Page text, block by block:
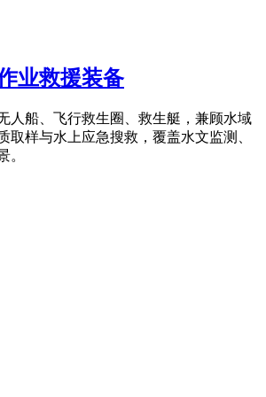
业救援装备
人船、飞行救生圈、救生艇，兼顾水域
取样与水上应急搜救，覆盖水文监测、
。